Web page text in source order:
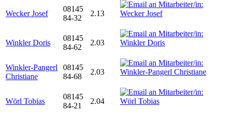
Wecker Josef
08145
84-32
2.13
Winkler Doris
08145
84-62
2.03
Winkler-Pangerl
Christiane
08145
84-68
2.03
Wörl Tobias
08145
84-21
2.04